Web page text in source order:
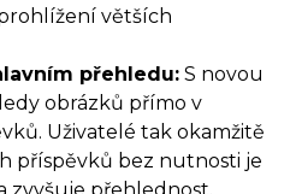
větších
přehledu: S novou
obrázků přímo v
Uživatelé tak okamžitě
příspěvků bez nutnosti je